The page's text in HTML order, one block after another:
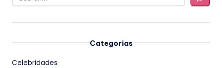
Categorias
Celebridades